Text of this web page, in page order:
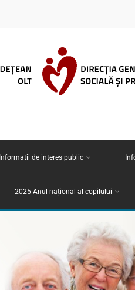
Informatii de interes public
2025 Anul național al copilului